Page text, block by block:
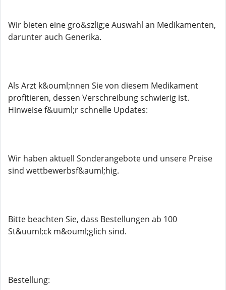
Wir bieten eine gro&szlig;e Auswahl an Medikamenten,
darunter auch Generika.
Als Arzt k&ouml;nnen Sie von diesem Medikament
profitieren, dessen Verschreibung schwierig ist.
Hinweise f&uuml;r schnelle Updates:
Wir haben aktuell Sonderangebote und unsere Preise
sind wettbewerbsf&auml;hig.
Bitte beachten Sie, dass Bestellungen ab 100
St&uuml;ck m&ouml;glich sind.
Bestellung: